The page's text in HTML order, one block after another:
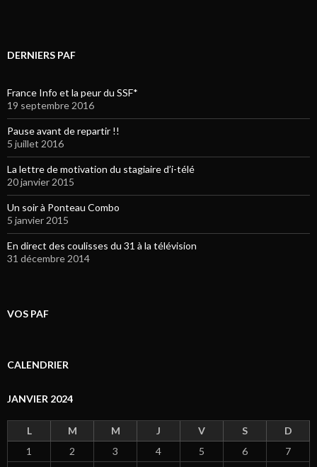
DERNIERS PAF
France Info et la peur du SSF*
19 septembre 2016
Pause avant de repartir !!
5 juillet 2016
La lettre de motivation du stagiaire d’i-télé
20 janvier 2015
Un soir à Ponteau Combo
5 janvier 2015
En direct des coulisses du 31 à la télévision
31 décembre 2014
VOS PAF
CALENDRIER
JANVIER 2024
L M M J V S
D
1
2 3 4 5 6
7